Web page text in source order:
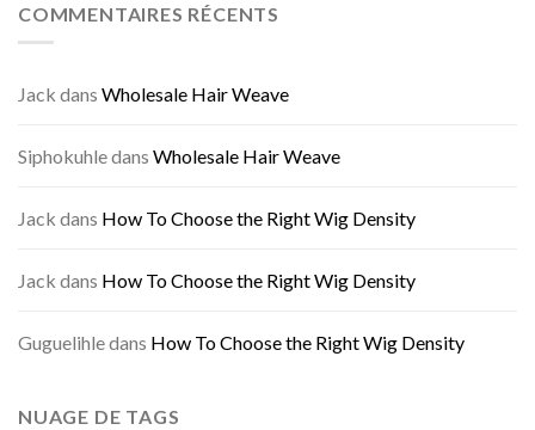
COMMENTAIRES RÉCENTS
Jack dans Wholesale Hair Weave
Siphokuhledans Wholesale Hair Weave
Jack dans How To Choose the Right Wig Density
Jack dans How To Choose the Right Wig Density
Guguelihledans How To Choose the Right Wig Density
NUAGE DE TAGS